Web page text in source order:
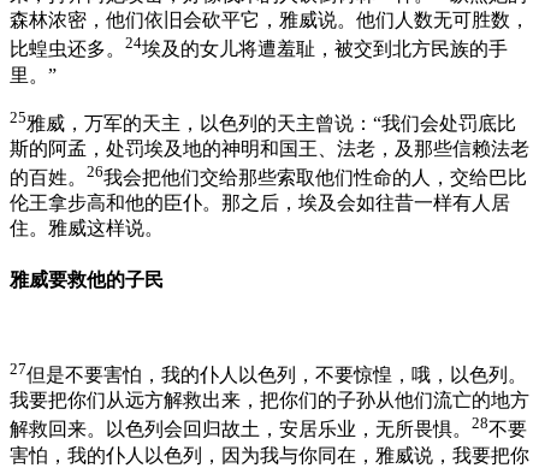
森林浓密，他们依旧会砍平它，雅威说。他们人数无可胜数，
比蝗虫还多。 24埃及的女儿将遭羞耻，被交到北方民族的手
里。”
25雅威，万军的天主，以色列的天主曾说：“我们会处罚底比
斯的阿孟，处罚埃及地的神明和国王、法老，及那些信赖法老
的百姓。 26我会把他们交给那些索取他们性命的人，交给巴比
伦王拿步高和他的臣仆。那之后，埃及会如往昔一样有人居
住。雅威这样说。
雅威要救他的子民
27但是不要害怕，我的仆人以色列，不要惊惶，哦，以色列。
我要把你们从远方解救出来，把你们的子孙从他们流亡的地方
解救回来。以色列会回归故土，安居乐业，无所畏惧。 28不要
害怕，我的仆人以色列，因为我与你同在，雅威说，我要把你